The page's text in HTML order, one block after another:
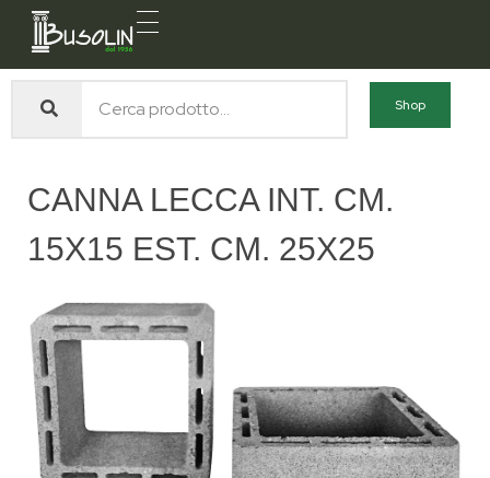
Busolin S.R.L.
Shop
CANNA LECCA INT. CM.
15X15 EST. CM. 25X25